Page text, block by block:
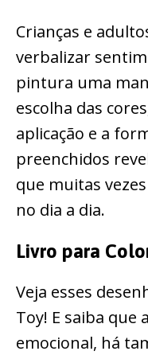
Crianças e
verbalizar
pintura uma
escolha das
aplicação e a
preenchidos
que muitas
no dia a dia.
Livro para
Veja esses
Toy! E saiba que
emocional, há